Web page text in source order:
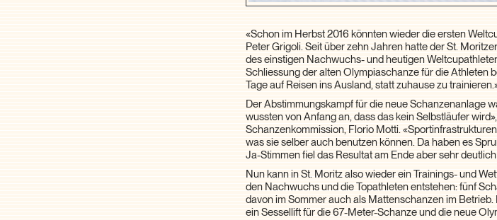
«Schon im Herbst 2016 könnten wieder die ersten
Peter Grigoli. Seit über zehn Jahren hatte der St.
des einstigen Nachwuchs- und heutigen
Schliessung der alten Olympiaschanze für die Athleten
Tage auf Reisen ins Ausland, statt zuhause zu
Der Abstimmungskampf für die neue Schanzenanlage
wussten von Anfang an, dass das kein Selbstläufer
Schanzenkommission, Florio Motti.
was sie selber auch benutzen können. Da haben es
Ja-Stimmen fiel das Resultat am Ende aber sehr
Nun kann in St. Moritz also wieder ein Trainings- und
den Nachwuchs und die Topathleten entstehen: fünf
davon im Sommer auch als Mattenschanzen im
ein Sessellift für die 67-Meter-Schanze und die neue